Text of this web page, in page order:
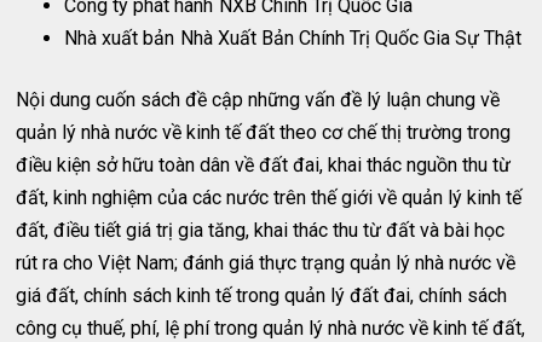
Công ty phát hành NXB Chính Trị Quốc Gia
Nhà xuất bản Nhà Xuất Bản Chính Trị Quốc Gia Sự Thật
Nội dung cuốn sách đề cập những vấn đề lý luận chung về
quản lý nhà nước về kinh tế đất theo cơ chế thị trường trong
điều kiện sở hữu toàn dân về đất đai, khai thác nguồn thu từ
đất, kinh nghiệm của các nước trên thế giới về quản lý kinh tế
đất, điều tiết giá trị gia tăng, khai thác thu từ đất và bài học
rút ra cho Việt Nam; đánh giá thực trạng quản lý nhà nước về
giá đất, chính sách kinh tế trong quản lý đất đai, chính sách
công cụ thuế, phí, lệ phí trong quản lý nhà nước về kinh tế đất,